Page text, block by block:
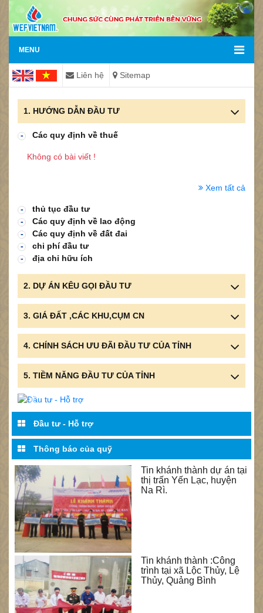
MENU
Liên hệ Sitemap
Đầu tư - Hỗ trợ
Thông báo của quỹ
Tin khánh thành dự án tại
thị trấn Yến Lạc, huyện
Na Rì.
Tin khánh thành :Công
trình tại xã Lộc Thủy, Lệ
Thủy, Quảng Bình
1. HƯỚNG DẪN ĐẦU TƯ
- Các quy định về thuế
Không có bài viết !
Xem tất cả
-
thủ tục đầu tư
-
Các quy định về lao động
-
Các quy định về đất đai
-
chi phí đầu tư
-
địa chỉ hữu ích
2. DỰ ÁN KÊU GỌI ĐẦU TƯ
3. GIÁ ĐẤT ,CÁC KHU,CỤM CN
4. CHÍNH SÁCH ƯU ĐÃI ĐẦU TƯ CỦA TỈNH
5. TIỀM NĂNG ĐẦU TƯ CỦA TỈNH
Previous